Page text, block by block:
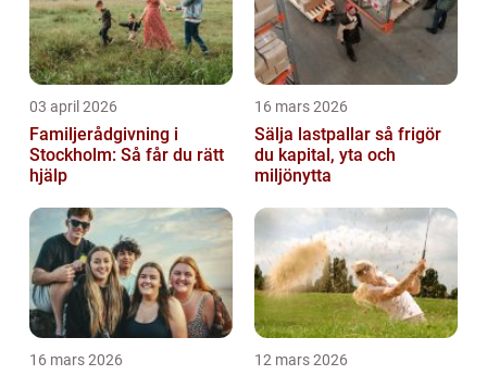
03 april 2026
Familjerådgivning i
Stockholm: Så får du rätt
hjälp
16 mars 2026
Sälja lastpallar så frigör
du kapital, yta och
miljönytta
16 mars 2026 12 mars 2026